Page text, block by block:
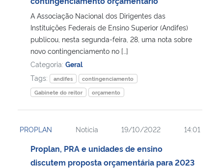
A Associação Nacional dos Dirigentes das
Instituições Federais de Ensino Superior (Andifes)
publicou, nesta segunda-feira, 28, uma nota sobre
novo contingenciamento no […]
Categoria: Geral
Tags:
andifes
contingenciamento
Gabinete do reitor
orçamento
PROPLAN Notícia 19/10/2022 14:01
Proplan, PRA e unidades de ensino
discutem proposta orçamentária para 2023